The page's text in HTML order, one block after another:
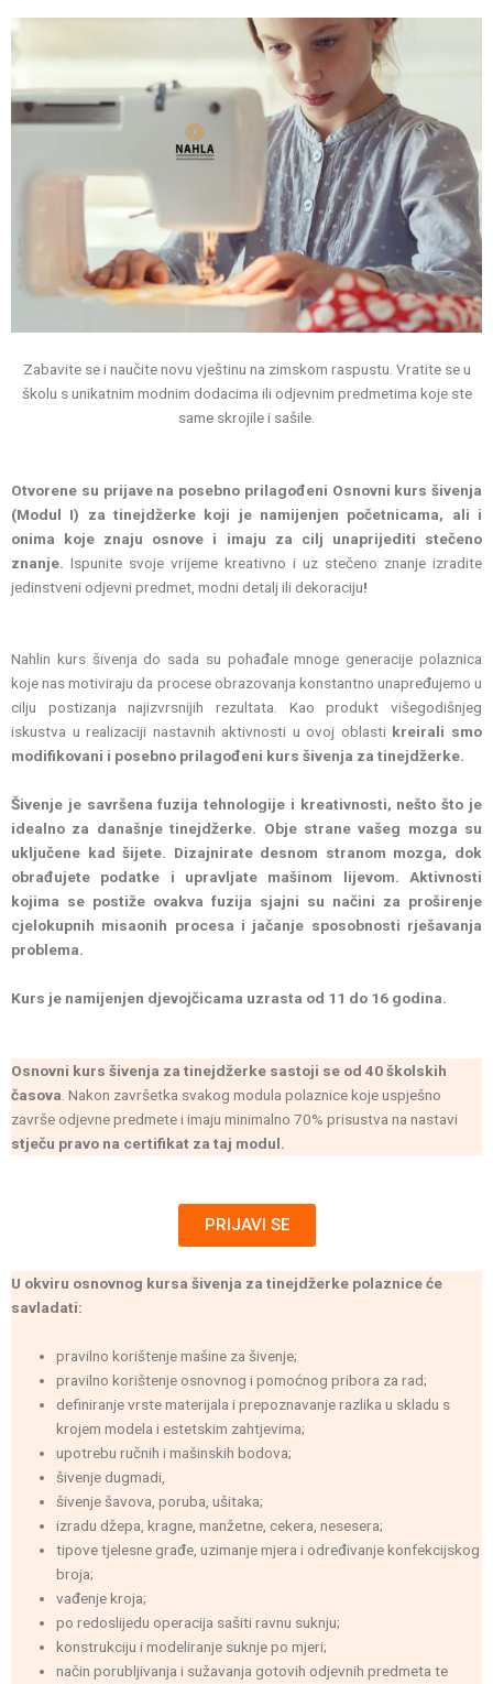
Zabavite se i naučite novu vještinu na zimskom raspustu. Vratite se u
školu s unikatnim modnim dodacima ili odjevnim predmetima koje ste
same skrojile i sašile.
Otvorene su prijave na posebno prilagođeni Osnovni kurs šivenja
(Modul I) za tinejdžerke koji je namijenjen početnicama, ali i
onima koje znaju osnove i imaju za cilj unaprijediti stečeno
znanje. Ispunite svoje vrijeme kreativno i uz stečeno znanje izradite
jedinstveni odjevni predmet, modni detalj ili dekoraciju!
Nahlin kurs šivenja do sada su pohađale mnoge generacije polaznica
koje nas motiviraju da procese obrazovanja konstantno unapređujemo u
cilju postizanja najizvrsnijih rezultata. Kao produkt višegodišnjeg
iskustva u realizaciji nastavnih aktivnosti u ovoj oblasti kreirali smo
modifikovani i posebno prilagođeni kurs šivenja za tinejdžerke.
Šivenje je savršena fuzija tehnologije i kreativnosti, nešto što je
idealno za današnje tinejdžerke. Obje strane vašeg mozga su
uključene kad šijete. Dizajnirate desnom stranom mozga, dok
obrađujete podatke i upravljate mašinom lijevom. Aktivnosti
kojima se postiže ovakva fuzija sjajni su načini za proširenje
cjelokupnih misaonih procesa i jačanje sposobnosti rješavanja
problema.
Kurs je namijenjen djevojčicama uzrasta od 11 do 16 godina.
Osnovni kurs šivenja za tinejdžerke sastoji se od 40 školskih
časova . Nakon završetka svakog modula polaznice koje uspješno
završe odjevne predmete i imaju minimalno 70% prisustva na nastavi
stječu pravo na certifikat za taj modul.
PRIJAVI SE
U okviru osnovnog kursa šivenja za tinejdžerke polaznice će
savladati:
pravilno korištenje mašine za šivenje;
pravilno korištenje osnovnog i pomoćnog pribora za rad;
definiranje vrste materijala i prepoznavanje razlika u skladu s
krojem modela i estetskim zahtjevima;
upotrebu ručnih i mašinskih bodova;
šivenje dugmadi,
šivenje šavova, poruba, ušitaka;
izradu džepa, kragne, manžetne, cekera, nesesera;
tipove tjelesne građe, uzimanje mjera i određivanje konfekcijskog
broja;
vađenje kroja;
po redoslijedu operacija sašiti ravnu suknju;
konstrukciju i modeliranje suknje po mjeri;
način porubljivanja i sužavanja gotovih odjevnih predmeta te